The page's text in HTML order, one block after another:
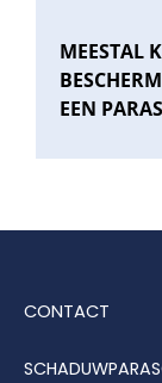
MEESTAL
EEN
CONTACT